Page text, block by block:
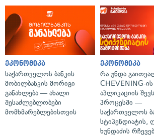
ეკონომიკა
საქართველოს ბანკის
მობილბანკის მორიგი
განახლება — ახალი
შესაძლებლობები
მომხმარებლებისთვის
ეკონომიკა
რა უნდა
CHEVENING-ის
აპლიკაციის
პროცესში —
საქართველოს
სტიპენდიატის,
ხუნდაძის